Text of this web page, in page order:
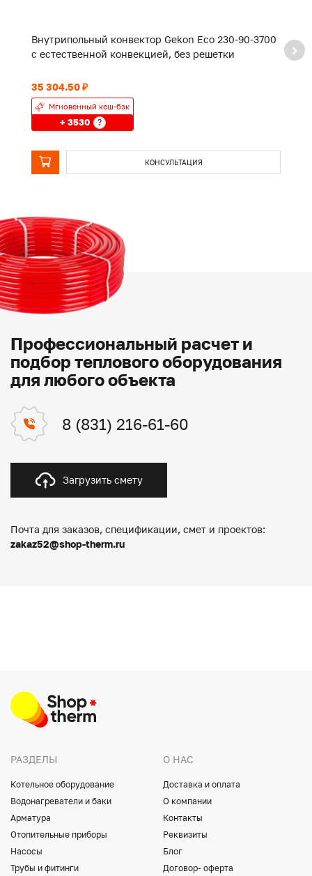
Внутрипольный конвектор Gekon Eco 230-90-3700
с естественной конвекцией, без решетки
35 304.50 ₽
Мгновенный кеш-бэк
+ 3530 ?
КОНСУЛЬТАЦИЯ
с
Профессиональный расчет и
подбор теплового оборудования
для любого объекта
8 (831) 216-61-60
Загрузить смету
Почта для заказов, спецификации, смет и проектов:
zakaz52@shop-therm.ru
РАЗДЕЛЫ
Котельное оборудование
Водонагреватели и баки
Арматура
Отопительные приборы
Насосы
Трубы и фитинги
О НАС
Доставка и оплата
О компании
Контакты
Реквизиты
Блог
Договор- оферта